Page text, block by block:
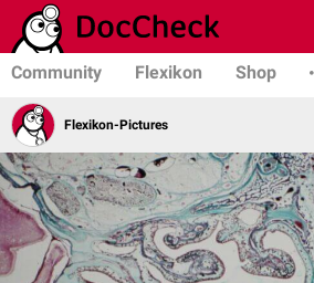
Community Flexikon Shop
Flexikon-Pictures